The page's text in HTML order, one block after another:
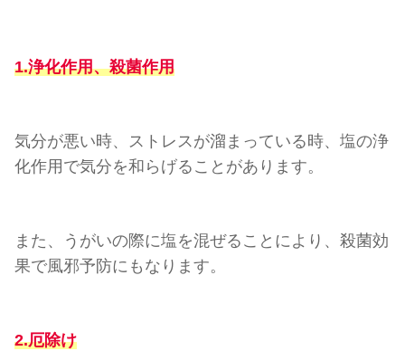
1.浄化作用、殺菌作用
気分が悪い時、ストレスが溜まっている時、塩の浄
化作用で気分を和らげることがあります。
また、うがいの際に塩を混ぜることにより、殺菌効
果で風邪予防にもなります。
2.厄除け